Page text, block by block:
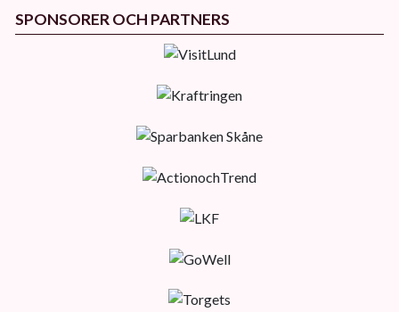
SPONSORER OCH PARTNERS